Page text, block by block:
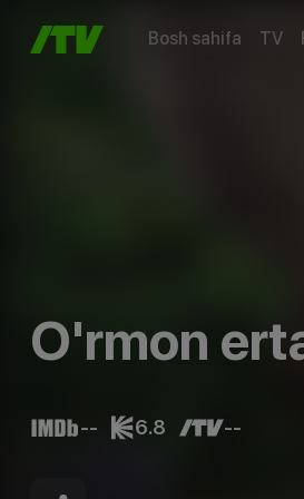
Bosh sahifa TV
O'rmon
-- 6.8 --